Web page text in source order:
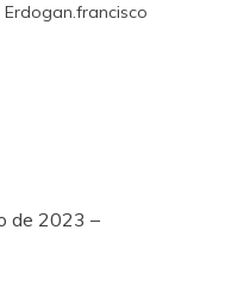
francisco
de 2023 –